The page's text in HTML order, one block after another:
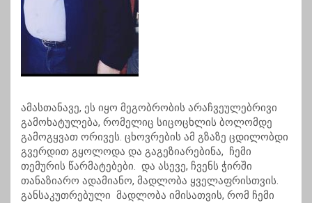
ამასთანავე, ეს იყო მეგობრობის არაჩვეულებრივი
გამოხატულება, რომელიც სიცოცხლის ბოლომდე
გამოგყვათ ორივეს. ცხოვრების ამ გზაზე ცდილობდი
გვერდით გყოლოდა და გაგეზიარებინა, ჩემი
თემურის წარმატებები. და ასევე, ჩვენს ჭირში
თანაზიარო ადამიანო, მადლობა ყველაფრისთვის.
განსაკუთრებული მადლობა იმისათვის, რომ ჩემი